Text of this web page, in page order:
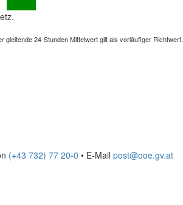
24-Stunden Mittelwert gilt als vorläufiger Richtwert.
(+43 732) 77 20-0 • E-Mail post@ooe.gv.at